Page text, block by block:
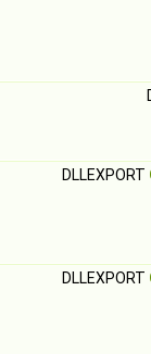
DLLEXPORT
DLLEXPORT